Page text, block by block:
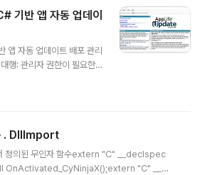
반 앱 자동 업데이
자동 업데이트 배포 관리
행: 관리자 권한이 필요한
로세스 종료, 레지스트리
설정 편리. 제조사 : Kinet
Update 적용된 VS201
마이그레이션 하기별도정
. DllImport
정의된 무인자 함수extern "C" __declspec
"C" __de